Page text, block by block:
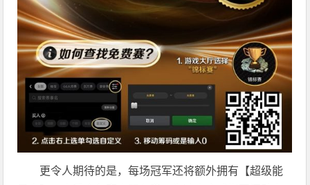
更令人期待的是，每场冠军还将额外拥有【超级能